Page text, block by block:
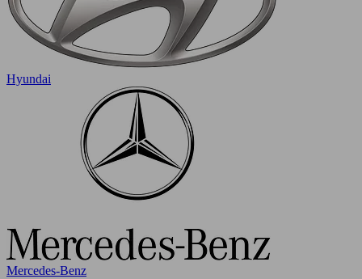
Hyundai
Mercedes-Benz